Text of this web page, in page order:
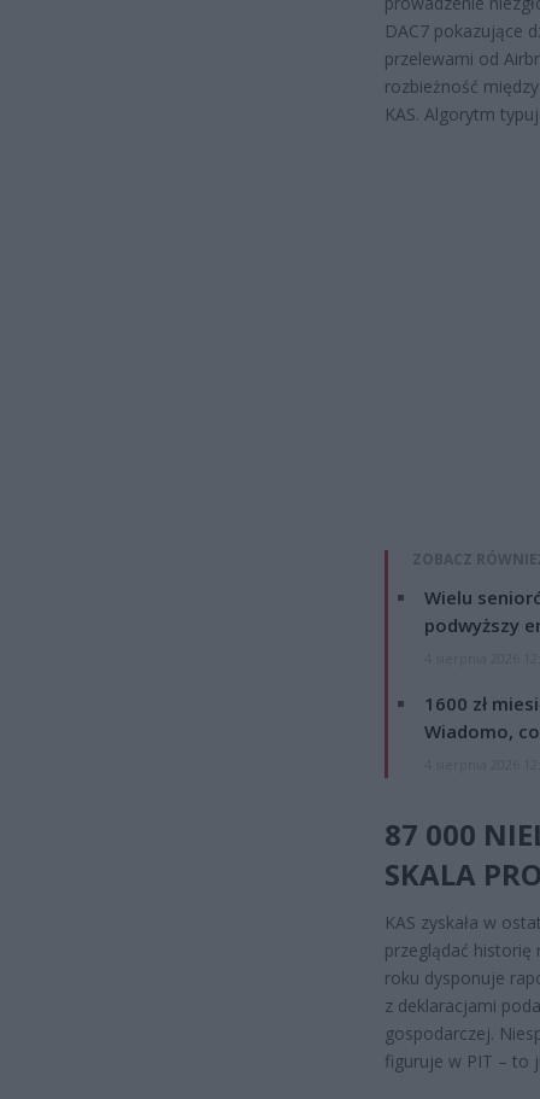
DAC7 pokazujące
przelewami od
rozbieżność
KAS. Algorytm
ZOBACZ
Wielu
podwyższy
1600 zł
Wiadomo,
87 000
SKALA
KAS zyskała w
przeglądać historię
roku dysponuje
z deklaracjami
gospodarczej.
figuruje w PIT – to